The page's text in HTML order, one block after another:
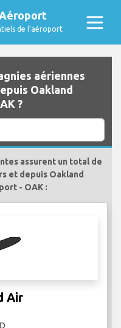
de l’aéroport
aériennes
Oakland
?
assurent un total de
et depuis Oakland
- OAK :
Air